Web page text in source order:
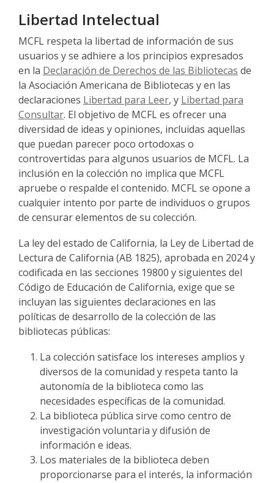
Libertad Intelectual
MCFL respeta la libertad de información de sus
usuarios y se adhiere a los principios expresados
en la Declaración de Derechos de las Bibliotecas de
la Asociación Americana de Bibliotecas y en las
declaraciones Libertad para Leer, y Libertad para
Consultar. El objetivo de MCFL es ofrecer una
diversidad de ideas y opiniones, incluidas aquellas
que puedan parecer poco ortodoxas o
controvertidas para algunos usuarios de MCFL. La
inclusión en la colección no implica que MCFL
apruebe o respalde el contenido. MCFL se opone a
cualquier intento por parte de individuos o grupos
de censurar elementos de su colección.
La ley del estado de California, la Ley de Libertad de
Lectura de California (AB 1825), aprobada en 2024 y
codificada en las secciones 19800 y siguientes del
Código de Educación de California, exige que se
incluyan las siguientes declaraciones en las
políticas de desarrollo de la colección de las
bibliotecas públicas:
La colección satisface los intereses amplios y
diversos de la comunidad y respeta tanto la
autonomía de la biblioteca como las
necesidades específicas de la comunidad.
La biblioteca pública sirve como centro de
investigación voluntaria y difusión de
información e ideas.
Los materiales de la biblioteca deben
proporcionarse para el interés, la información